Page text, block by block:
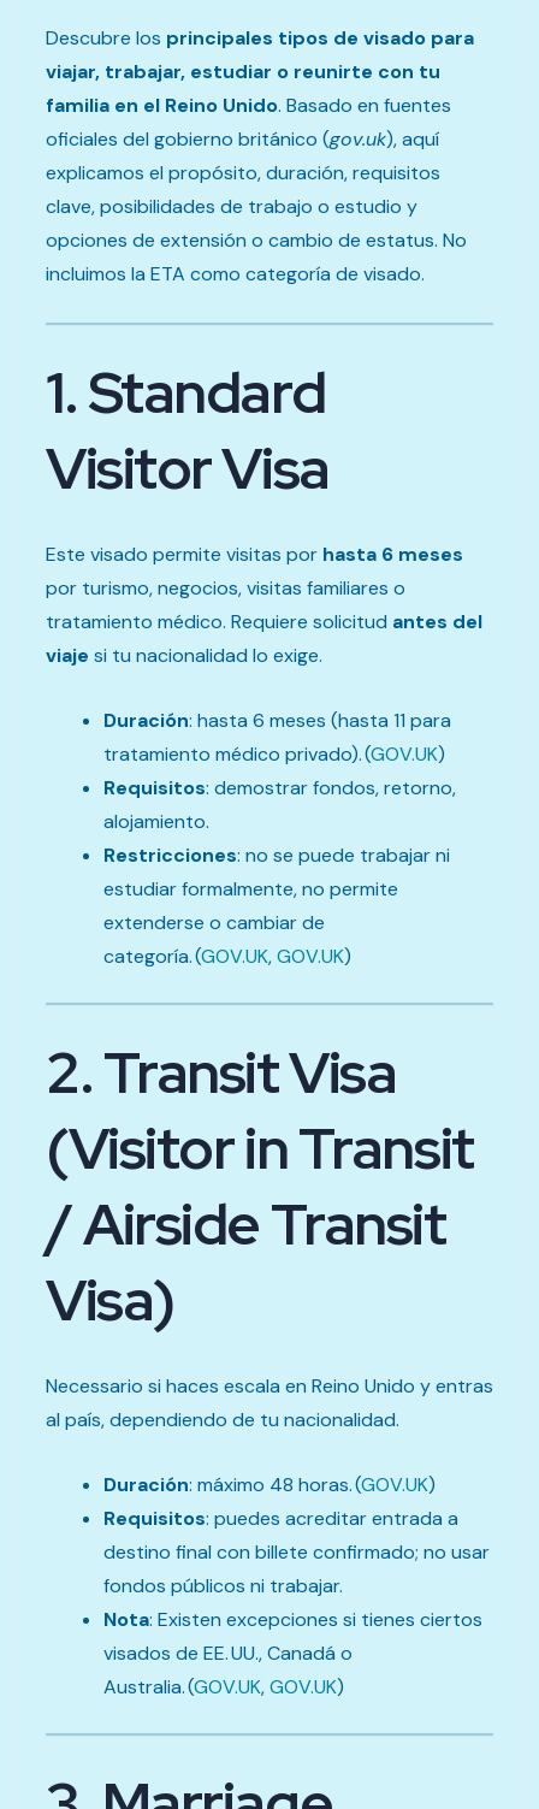
Descubre los principales tipos de visado para
viajar, trabajar, estudiar o reunirte con tu
familia en el Reino Unido. Basado en fuentes
oficiales del gobierno británico (gov.uk), aquí
explicamos el propósito, duración, requisitos
clave, posibilidades de trabajo o estudio y
opciones de extensión o cambio de estatus. No
incluimos la ETA como categoría de visado.
1. Standard
Visitor Visa
Este visado permite visitas por hasta 6 meses
por turismo, negocios, visitas familiares o
tratamiento médico. Requiere solicitud antes del
viaje si tu nacionalidad lo exige.
Duración: hasta 6 meses (hasta 11 para
tratamiento médico privado). (GOV.UK)
Requisitos: demostrar fondos, retorno,
alojamiento.
Restricciones: no se puede trabajar ni
estudiar formalmente, no permite
extenderse o cambiar de
categoría. (GOV.UK,GOV.UK)
2. Transit Visa
(Visitor in Transit
/ Airside Transit
Visa)
Necessario si haces escala en Reino Unido y entras
al país, dependiendo de tu nacionalidad.
Duración: máximo 48 horas. (GOV.UK)
Requisitos: puedes acreditar entrada a
destino final con billete confirmado; no usar
fondos públicos ni trabajar.
Nota: Existen excepciones si tienes ciertos
visados de EE. UU., Canadá o
Australia. (GOV.UK,GOV.UK)